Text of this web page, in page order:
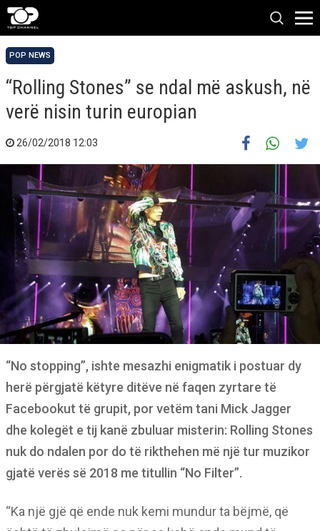
POP NEWS
“Rolling Stones” se ndal më askush, në
verë nisin turin europian
26/02/2018 12:03
“No stopping”, ishte mesazhi enigmatik i postuar dy
herë përgjatë këtyre ditëve në faqen zyrtare të
Facebookut të grupit, por vetëm tani Mick Jagger
dhe kolegët e tij kanë zbuluar misterin: Rolling Stones
nuk do ndalen por do të rikthehen më një tur muzikor
gjatë verës së 2018 me titullin “No Filter”.
“Ka një gjë që ende nuk kemi mundur ta bëjmë, që